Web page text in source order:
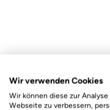
Wir verwenden Cookies
Wir können diese zur
Webseite zu verbessern,